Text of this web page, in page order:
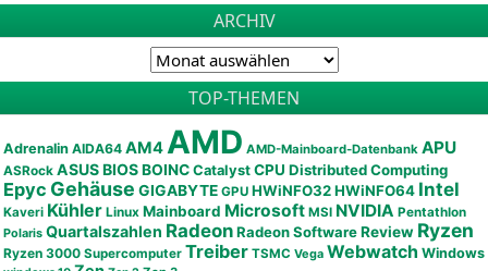
ARCHIV
TOP-THEMEN
Adrenalin AIDA64 AM4AMD AMD-Mainboard-Datenbank APU
ASRock ASUSBIOSBOINC Catalyst CPU Distributed Computing
Epyc Gehäuse GIGABYTE GPU HWiNFO32HWiNFO64 Intel
Kaveri Kühler Linux Mainboard Microsoft MSI NVIDIA Pentathlon
Polaris Quartalszahlen RadeonRadeon SoftwareReview Ryzen
Ryzen 3000 Supercomputer Treiber TSMC Vega Webwatch Windows